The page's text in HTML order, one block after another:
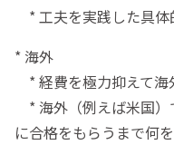
* 工夫を実践した具体
* 海外
* 経費を極力抑えて海
* 海外（例えば米国
に合格をもらうまで何